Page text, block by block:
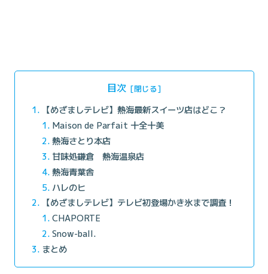
目次
【めざましテレビ】熱海最新スイーツ店はどこ？
Maison de Parfait 十全十美
熱海さとり本店
甘味処鎌倉 熱海温泉店
熱海青葉舎
ハレのヒ
【めざましテレビ】テレビ初登場かき氷まで調査！
CHAPORTE
Snow-ball.
まとめ